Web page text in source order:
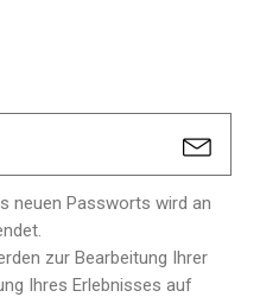
neuen Passworts wird an
zur Bearbeitung Ihrer
Ihres Erlebnisses auf